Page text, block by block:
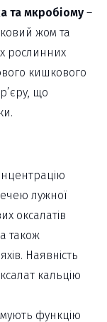
та мкробіому –
жом та
рослинних
кишкового
що
лужної
оксалатів
також
Наявність
кальцію
функцію